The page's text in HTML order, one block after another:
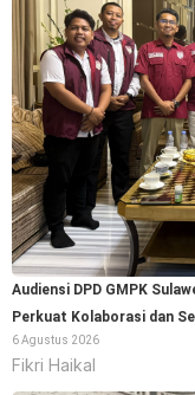
Audiensi DPD GMPK
Perkuat Kolaborasi dan
6 Agustus 2026
Fikri Haikal